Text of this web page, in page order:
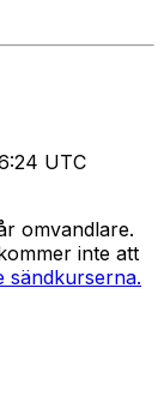
UTC
omvandlare.
inte att
sändkurserna.